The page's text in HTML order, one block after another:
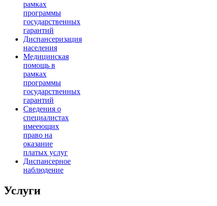
рамках
программы
государственных
гарантий
Диспансеризация
населения
Медицинская
помощь в
рамках
программы
государственных
гарантий
Сведения о
специалистах
имееющих
право на
оказание
платых услуг
Диспансерное
наблюдение
Услуги